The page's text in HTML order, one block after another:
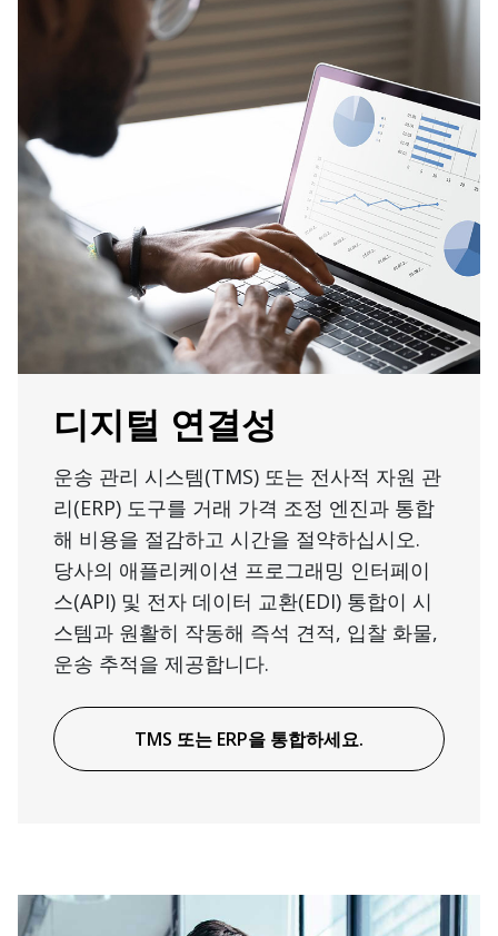
디지털 연결성
운송 관리 시스템(TMS) 또는 전사적 자원 관
리(ERP) 도구를 거래 가격 조정 엔진과 통합
해 비용을 절감하고 시간을 절약하십시오.
당사의 애플리케이션 프로그래밍 인터페이
스(API) 및 전자 데이터 교환(EDI) 통합이 시
스템과 원활히 작동해 즉석 견적, 입찰 화물,
운송 추적을 제공합니다.
TMS 또는 ERP을 통합하세요.